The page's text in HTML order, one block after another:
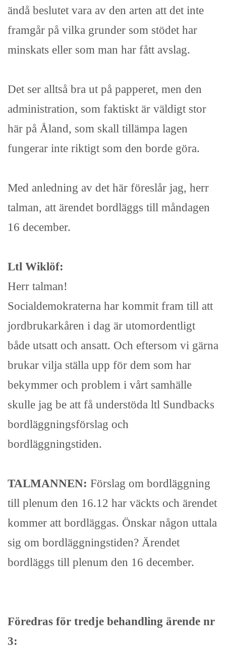
ändå beslutet vara av den arten att det inte
framgår på vilka grunder som stödet har
minskats eller som man har fått avslag.
Det ser alltså bra ut på papperet, men den
administration, som faktiskt är väldigt stor
här på Åland, som skall tillämpa lagen
fungerar inte riktigt som den borde göra.
Med anledning av det här föreslår jag, herr
talman, att ärendet bordläggs till måndagen
16 december.
Ltl Wiklöf:
Herr talman!
Socialdemokraterna har kommit fram till att
jordbrukarkåren i dag är utomordentligt
både utsatt och ansatt. Och eftersom vi gärna
brukar vilja ställa upp för dem som har
bekymmer och problem i vårt samhälle
skulle jag be att få understöda ltl Sundbacks
bordläggningsförslag och
bordläggningstiden.
TALMANNEN: Förslag om bordläggning
till plenum den 16.12 har väckts och ärendet
kommer att bordläggas. Önskar någon uttala
sig om bordläggningstiden? Ärendet
bordläggs till plenum den 16 december.
Föredras för tredje behandling ärende nr
3: